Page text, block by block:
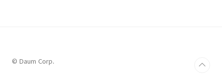
© Daum Corp.